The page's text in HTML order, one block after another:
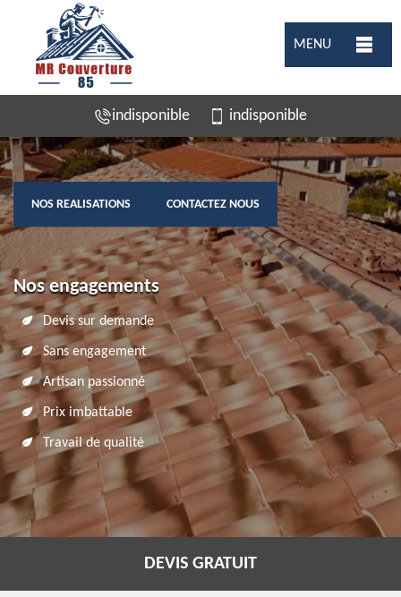
MENU
indisponible indisponible
NOS REALISATIONS CONTACTEZ NOUS
Nos engagements
Devis sur demande
Sans engagement
Artisan passionné
Prix imbattable
Travail de qualité
DEVIS GRATUIT